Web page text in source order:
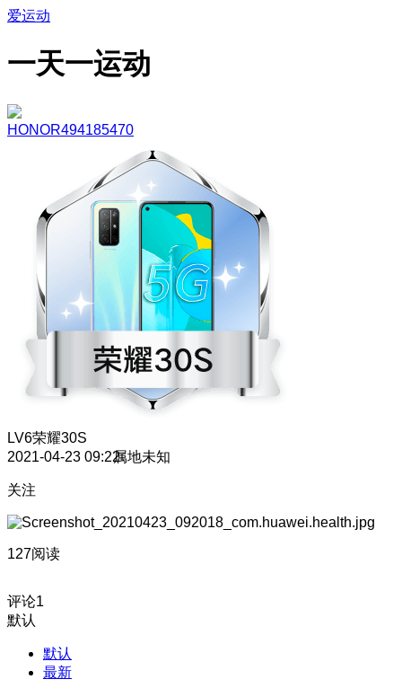
爱运动
一天一运动
HONOR494185470
LV6荣耀30S
2021-04-23 09:22属地未知
关注
127阅读
评论1
默认
默认
最新